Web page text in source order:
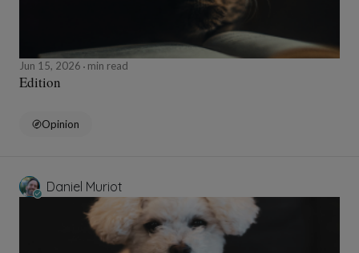
Jun 15, 2026 min read
Edition
Opinion
Daniel Muriot